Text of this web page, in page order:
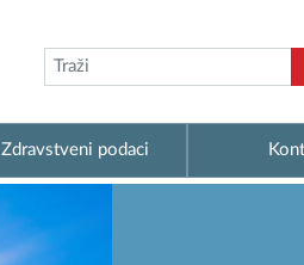
Zdravstveni podaci